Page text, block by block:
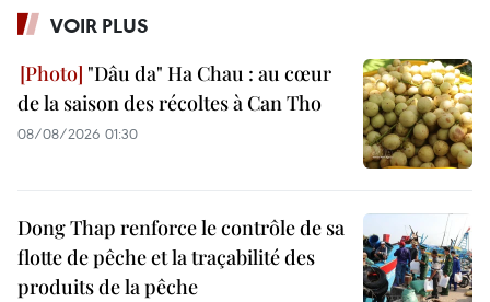
VOIR PLUS
"Dâu da" Ha Chau : au cœur
de la saison des récoltes à Can Tho
08/08/2026 01:30
Dong Thap renforce le contrôle de sa
flotte de pêche et la traçabilité des
produits de la pêche